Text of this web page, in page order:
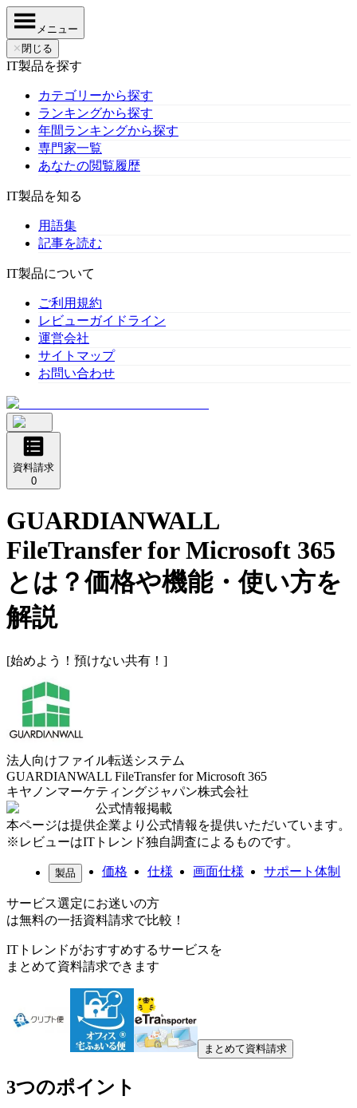
メニュー
✕ 閉じる
IT製品を探す
カテゴリーから探す
ランキングから探す
年間ランキングから探す
専門家一覧
あなたの閲覧履歴
IT製品を知る
用語集
記事を読む
IT製品について
ご利用規約
レビューガイドライン
運営会社
サイトマップ
お問い合わせ
資料請求
0
GUARDIANWALL
FileTransfer for Microsoft 365
とは？価格や機能・使い方を
解説
[始めよう！預けない共有！]
法人向けファイル転送システム
GUARDIANWALL FileTransfer for Microsoft 365
キヤノンマーケティングジャパン株式会社
公式情報掲載
本ページは提供企業より公式情報を提供いただいています。
※レビューはITトレンド独自調査によるものです。
製品 価格 仕様 画面仕様 サポート体制
サービス選定にお迷いの方
は無料の一括資料請求で比較！
ITトレンドがおすすめするサービスを
まとめて資料請求できます
まとめて資料請求
3つのポイント